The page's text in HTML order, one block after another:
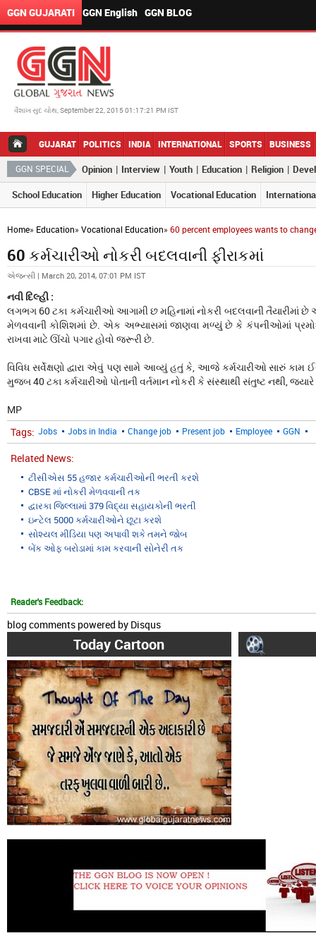
GGN GUJARATI GGN English GGN BLOG
વૈશાખ સુદ ચોથ, September 22, 2015 01:17:21 PM IST
GUJARAT POLITICS INDIA INTERNATIONAL SPORTS BUSINESS
GGN SPECIAL Opinion | Interview | Youth | Education | Religion |
School Education
Higher Education Vocational Education
Home» Education»Vocational Education»60 percent employees wants to
60 કર્મચારીઓ નોકરી બદલવાની ફીરાકમાં
એજન્સી | March 20, 2014, 07:01 PM IST
નવી દિલ્હી :
લગભગ 60 ટકા કર્મચારીઓ આગામી છ મહિનામાં નોકરી બદલવાની તૈયારીમાં
મેળવવાની કોશિશમાં છે. એક અભ્યાસમાં જાણવા મળ્યું છે કે કંપનીઓમાં
રાખવા માટે ઊંચો પગાર હોવો જરૂરી છે.
વિવિધ સર્વેક્ષણો દ્વારા એવું પણ સામે આવ્યું હતું કે, આજે કર્મચારીઓ સારું કામ
મુજબ 40 ટકા કર્મચારીઓ પોતાની વર્તમાન નોકરી કે સંસ્થાથી સંતુષ્ટ નથી,
MP
Tags: Jobs Jobs in India Change job Present job Employee GGN
Related News:
ટીસીએસ 55 હજાર કર્મચારીઓની ભરતી કરશે
CBSE માં નોકરી મેળવવાની તક
દ્વારકા જિલ્લામાં 379 વિદ્યા સહાયકોની ભરતી
ઇન્ટેલ 5000 કર્મચારીઓને છૂટા કરશે
સોશ્યલ મીડિયા પણ અપાવી શકે તમને જોબ
બેંક ઓફ બરોડામાં કામ કરવાની સોનેરી તક
Reader's Feedback:
blog comments powered by Disqus
Today Cartoon